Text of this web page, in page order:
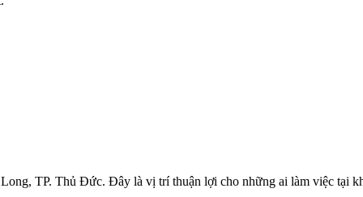
TP. Thủ Đức. Đây là vị trí thuận lợi cho những ai làm việc tại